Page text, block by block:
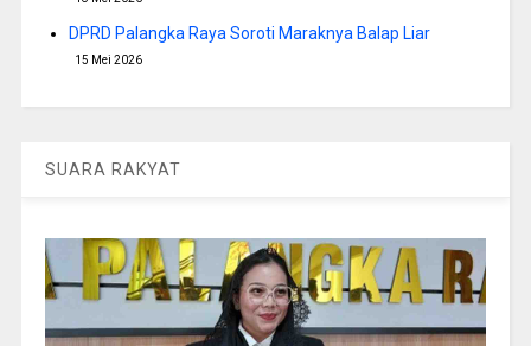
DPRD Palangka Raya Soroti Maraknya Balap Liar
15 Mei 2026
SUARA RAKYAT